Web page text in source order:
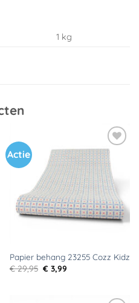
1 kg
Actie
Toevoegen
aan
verlanglijst
Papier behang 23255 Cozz Kidz
€29,95 Oorspronkelijke
prijs
€ 3,99Huidige